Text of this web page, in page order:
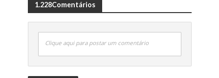
1.228Comentários
Clique aqui para postar um comentário